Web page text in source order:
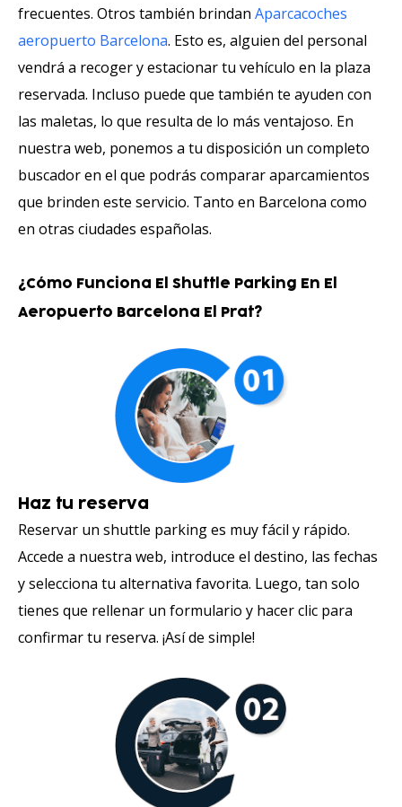
frecuentes. Otros también brindan Aparcacoches
aeropuerto Barcelona. Esto es, alguien del personal
vendrá a recoger y estacionar tu vehículo en la plaza
reservada. Incluso puede que también te ayuden con
las maletas, lo que resulta de lo más ventajoso. En
nuestra web, ponemos a tu disposición un completo
buscador en el que podrás comparar aparcamientos
que brinden este servicio. Tanto en Barcelona como
en otras ciudades españolas.
¿Cómo Funciona El Shuttle Parking En El
Aeropuerto Barcelona El Prat?
Haz tu reserva
Reservar un shuttle parking es muy fácil y rápido.
Accede a nuestra web, introduce el destino, las fechas
y selecciona tu alternativa favorita. Luego, tan solo
tienes que rellenar un formulario y hacer clic para
confirmar tu reserva. ¡Así de simple!